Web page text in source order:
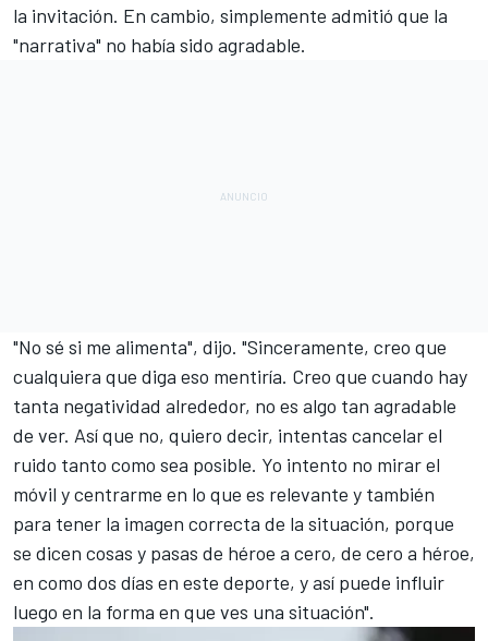
la invitación. En cambio, simplemente admitió que la
"narrativa" no había sido agradable.
"No sé si me alimenta", dijo. "Sinceramente, creo que
cualquiera que diga eso mentiría. Creo que cuando hay
tanta negatividad alrededor, no es algo tan agradable
de ver. Así que no, quiero decir, intentas cancelar el
ruido tanto como sea posible. Yo intento no mirar el
móvil y centrarme en lo que es relevante y también
para tener la imagen correcta de la situación, porque
se dicen cosas y pasas de héroe a cero, de cero a héroe,
en como dos días en este deporte, y así puede influir
luego en la forma en que ves una situación".